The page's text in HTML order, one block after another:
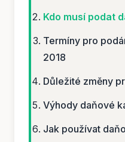
Kdo musí podat
Termíny pro
2018
Důležité změny
Výhody daňové
Jak používat